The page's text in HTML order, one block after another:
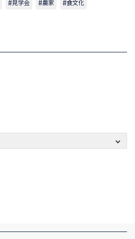
見学会 農家 食文化